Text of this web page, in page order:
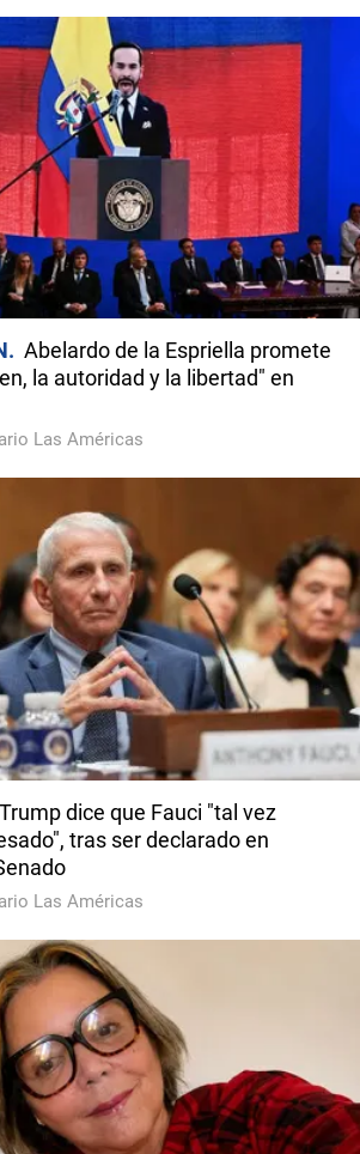
Abelardo de la Espriella promete
la autoridad y la libertad" en
Las Américas
Trump dice que Fauci "tal vez
tras ser declarado en
Las Américas